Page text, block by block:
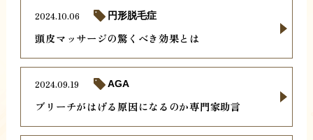
頭皮マッサージの驚くべき効果とは
2024.10.06 円形脱毛症
ブリーチがはげる原因になるのか専門家助言
2024.09.19 AGA